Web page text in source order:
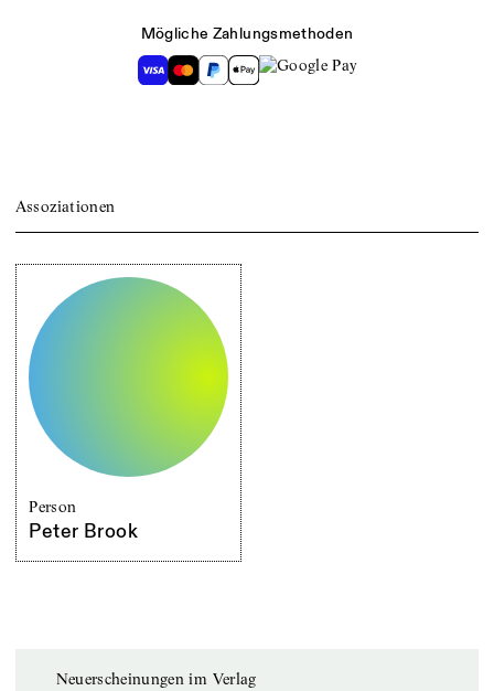
Mögliche Zahlungsmethoden
Assoziationen
Person
Peter Brook
Neuerscheinungen im Verlag